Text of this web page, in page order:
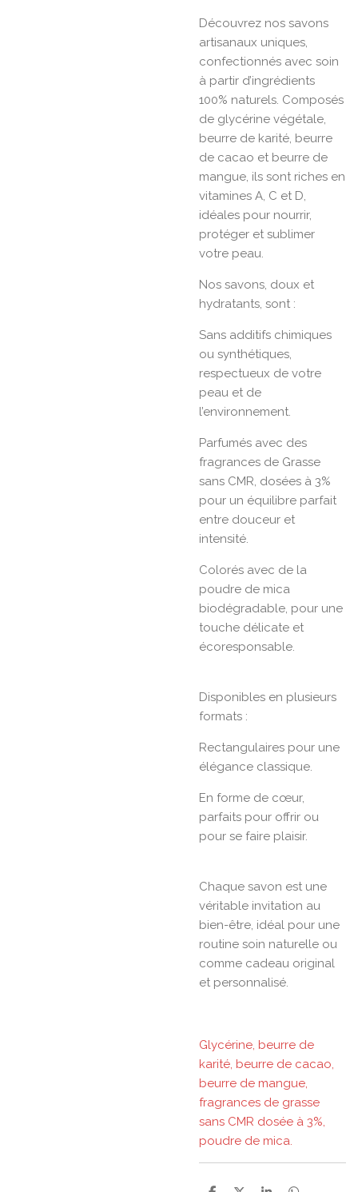
Découvrez nos savons
artisanaux uniques,
confectionnés avec soin
à partir d’ingrédients
100% naturels. Composés
de glycérine végétale,
beurre de karité, beurre
de cacao et beurre de
mangue, ils sont riches en
vitamines A, C et D,
idéales pour nourrir,
protéger et sublimer
votre peau.
Nos savons, doux et
hydratants, sont :
Sans additifs chimiques
ou synthétiques,
respectueux de votre
peau et de
l’environnement.
Parfumés avec des
fragrances de Grasse
sans CMR, dosées à 3%
pour un équilibre parfait
entre douceur et
intensité.
Colorés avec de la
poudre de mica
biodégradable, pour une
touche délicate et
écoresponsable.
Disponibles en plusieurs
formats :
Rectangulaires pour une
élégance classique.
En forme de cœur,
parfaits pour offrir ou
pour se faire plaisir.
Chaque savon est une
véritable invitation au
bien-être, idéal pour une
routine soin naturelle ou
comme cadeau original
et personnalisé.
Glycérine, beurre de
karité, beurre de cacao,
beurre de mangue,
fragrances de grasse
sans CMR dosée à 3%,
poudre de mica.